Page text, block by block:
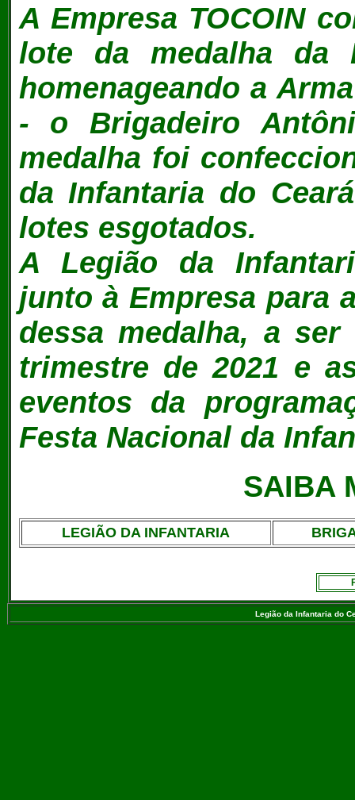
A Empresa TOCOIN
lote da medalha da
homenageando a
- o Brigadeiro
medalha foi
da Infantaria do
lotes esgotados.
A Legião da
junto à Empresa para
dessa medalha, a
trimestre de 2021 e
eventos da
Festa Nacional da
SAIBA
LEGIÃO DA INFANTARIA
Legião da Infantaria do